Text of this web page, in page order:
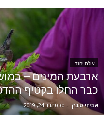
עולם יהודי
ארבעת המינים –
כבר החלו בקטיף
אביחי טבק - ספטמבר 24, 2019